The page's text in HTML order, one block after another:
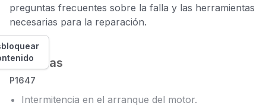
preguntas frecuentes sobre la falla y las herramientas
necesarias para la reparación.
Síntomas
P1647
Intermitencia en el arranque del motor.